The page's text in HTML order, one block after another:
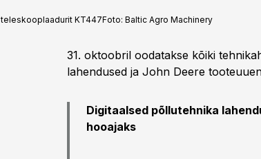
teleskooplaadurit KT447Foto: Baltic Agro Machinery
31. oktoobril oodatakse kõiki
lahendused ja John Deere
Digitaalsed põllutehnika
hooajaks